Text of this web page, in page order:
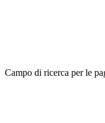
Campo di ricerca per le